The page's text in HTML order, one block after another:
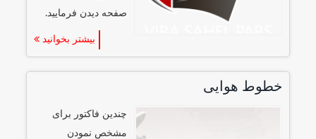
صفحه دیدن فرمایید.
بیشتر بخوانید
خطوط هوایی
چندین فاکتور برای
مشخص نمودن